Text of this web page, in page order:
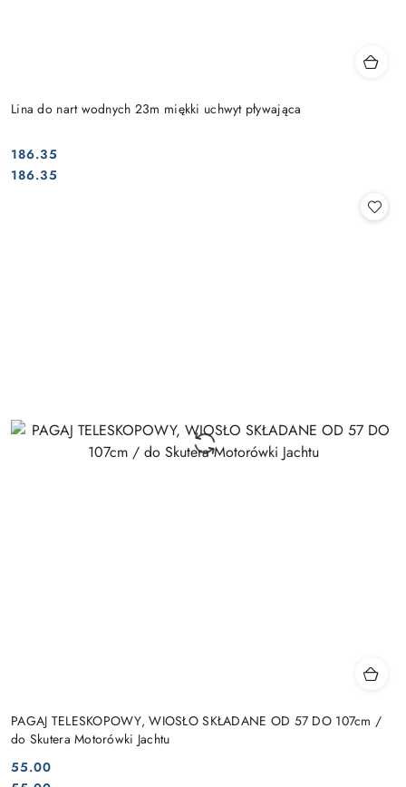
Lina do nart wodnych 23m miękki uchwyt pływająca
Cena:
186.35
Cena:
186.35
PAGAJ TELESKOPOWY, WIOSŁO SKŁADANE OD 57 DO 107cm /
do Skutera Motorówki Jachtu
55.00